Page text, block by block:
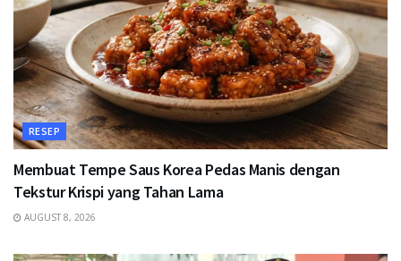
RESEP
Membuat Tempe Saus Korea Pedas Manis dengan
Tekstur Krispi yang Tahan Lama
AUGUST 8, 2026